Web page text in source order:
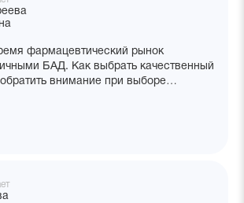
фармацевтический рынок
БАД. Как выбрать качественный
обратить внимание при выборе